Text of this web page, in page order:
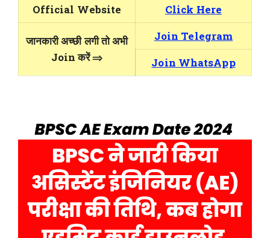
Official Website Click Here
जानकारी अच्छी लगी तो अभी
Join करें ⇒
Join Telegram
Join WhatsApp